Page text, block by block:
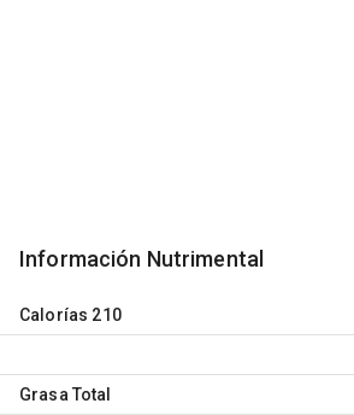
Información Nutrimental
Calorías 210
Grasa Total